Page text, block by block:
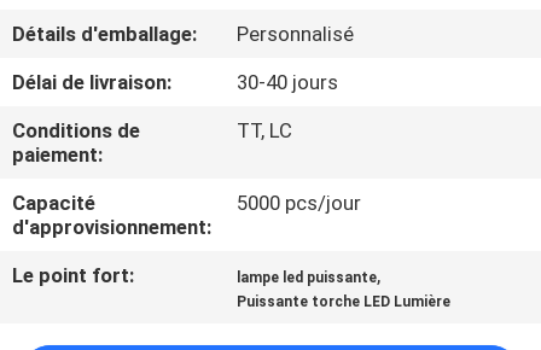
L'USINE
CONTRÔLE
DE
LA
Détails d'emballage:
Personnalisé
Délai de livraison:
30-40 jours
Conditions de
paiement:
TT, LC
Capacité
d'approvisionnement:
5000 pcs/jour
Le point fort: lampe led puissante,
Puissante torche LED Lumière